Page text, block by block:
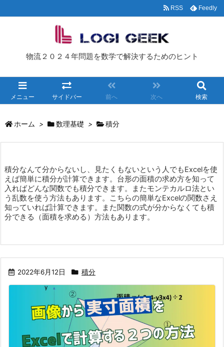
物流２０２４年問題を数学で解決するためのヒント
メニュー サイドバー 前へ 次へ 検索
RSS Feedly
ホーム > 数理基礎 > 積分
積分なんて分からないし、見たくもないという人でもExcelを使
えば簡単に積分が計算できます。台形の面積の求め方を知って
入ればどんな関数でも積分できます。またモンテカルロ法とい
う乱数を使う方法もあります。こちらの簡単なExcelの関数さえ
知っていれば計算できます。また関数の式が分からなくても積
分できる（面積を求める）方法もあります。
2022年6月12日 積分